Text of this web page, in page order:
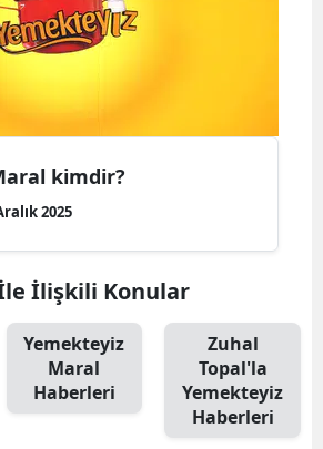
Bursa
Denizli
Diyarbakır
Edirne
kimdir?
2025
İlişkili Konular
Yemekteyiz
Maral
Haberleri
Zuhal
Topal'la
Yemekteyiz
Haberleri